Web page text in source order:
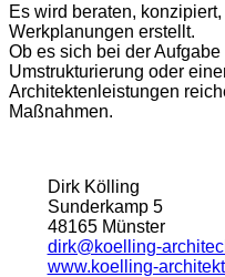
Es wird beraten,
Werkplanungen erstellt.
Ob es sich bei der
Umstrukturierung oder
Architektenleistungen
Maßnahmen.
Dirk Kölling
Sunderkamp 5
48165 Münster
dirk@koelling-
www.koelling-